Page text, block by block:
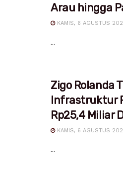
Arau hingga
KAMIS, 6 AGUSTUS
...
Zigo Rolanda
Infrastruktur
Rp25,4 Miliar
KAMIS, 6 AGUSTUS
...